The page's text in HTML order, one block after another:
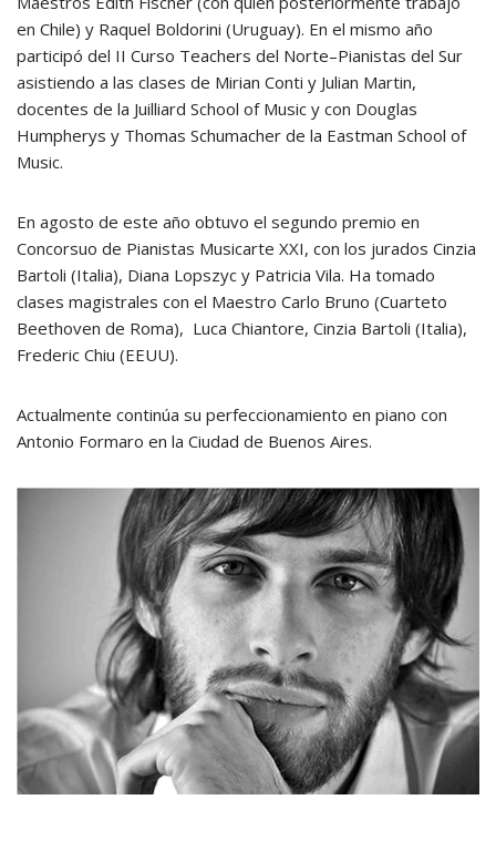
en Chile) y Raquel Boldorini (Uruguay). En el mismo año
participó del II Curso Teachers del Norte–Pianistas del Sur
asistiendo a las clases de Mirian Conti y Julian Martin,
docentes de la Juilliard School of Music y con Douglas
Humpherys y Thomas Schumacher de la Eastman School of
Music.
En agosto de este año obtuvo el segundo premio en
Concorsuo de Pianistas Musicarte XXI, con los jurados Cinzia
Bartoli (Italia), Diana Lopszyc y Patricia Vila. Ha tomado
clases magistrales con el Maestro Carlo Bruno (Cuarteto
Beethoven de Roma), Luca Chiantore, Cinzia Bartoli (Italia),
Frederic Chiu (EEUU).
Actualmente continúa su perfeccionamiento en piano con
Antonio Formaro en la Ciudad de Buenos Aires.